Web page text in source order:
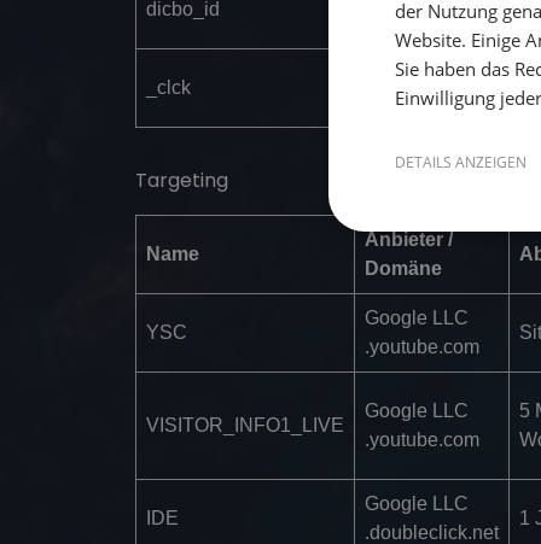
dicbo_id sailwithus.de
_clck .sailwithus.de 1 Jahr
Targeting
Name
Anbieter /
Domäne
YSC
Google LLC
.youtube.com
VISITOR_INFO1_LIVE
Google LLC
.youtube.com
5
IDE
Google LLC
.doubleclick.net
1
der Nutzung
Website. Einige
Sie haben das
Einwilligung
DETAILS ANZEIGEN